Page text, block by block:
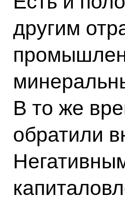
другим
В то же
обратили